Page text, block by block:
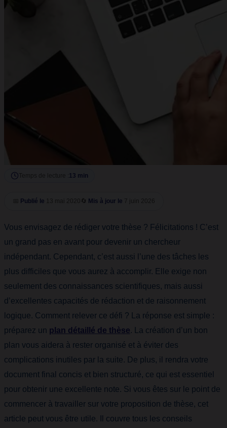
Temps de lecture : 13 min
Publié le 13 mai 2020 🔄 Mis à jour le 7 juin 2026
Vous envisagez de rédiger votre thèse ? Félicitations ! C’est
un grand pas en avant pour devenir un chercheur
indépendant. Cependant, c’est aussi l’une des tâches les
plus difficiles que vous aurez à accomplir. Elle exige non
seulement des connaissances scientifiques, mais aussi
d’excellentes capacités de rédaction et de raisonnement
logique. Comment relever ce défi ? La réponse est simple :
préparez un plan détaillé de thèse. La création d’un bon
plan vous aidera à rester organisé et à éviter des
complications inutiles par la suite. De plus, il rendra votre
document final concis et bien structuré, ce qui est essentiel
pour obtenir une excellente note. Si vous êtes sur le point de
commencer à travailler sur votre proposition de thèse, cet
article peut vous être utile. Il couvre tous les conseils